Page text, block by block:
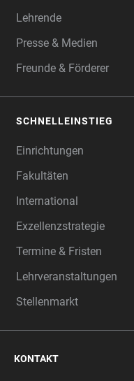
Lehrende
Presse & Medien
Freunde & Förderer
SCHNELLEINSTIEG
Einrichtungen
Fakultäten
International
Exzellenzstrategie
Termine & Fristen
Lehrveranstaltungen
Stellenmarkt
KONTAKT